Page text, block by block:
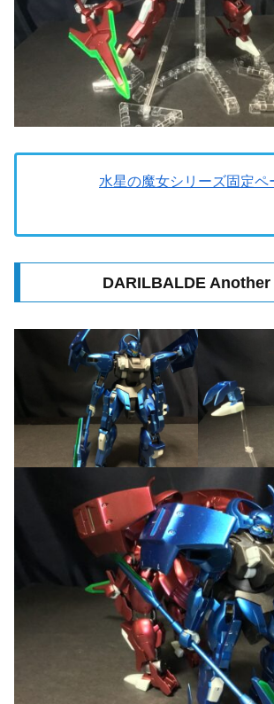
水星の魔女シリーズ固定ペ
DARILBALDE